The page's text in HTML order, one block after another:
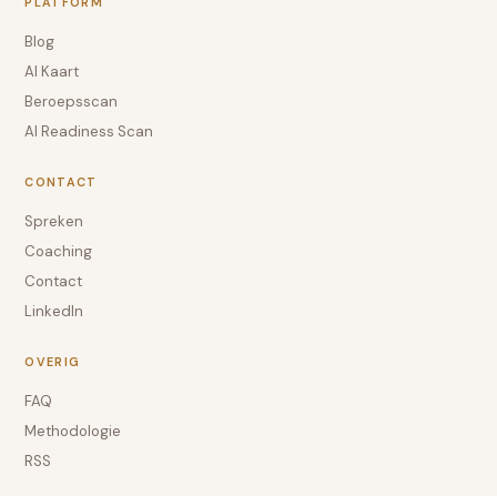
Blog
AI Kaart
Beroepsscan
AI Readiness Scan
CONTACT
Spreken
Coaching
Contact
LinkedIn
OVERIG
FAQ
Methodologie
RSS